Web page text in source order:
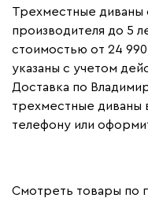
Трехместные диваны
производителя до 5
стоимостью от 24
указаны с учетом
Доставка по
трехместные диваны
телефону или
Смотреть товары по